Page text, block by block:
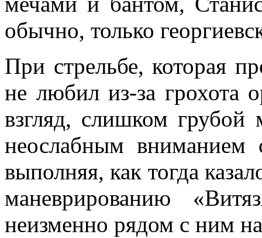
обычно, только
При стрельбе, которая
не любил из-за грохота
взгляд, слишком
неослабным вни­манием
выпол­няя, как тогда
маневрированию
неизменно рядом с ним